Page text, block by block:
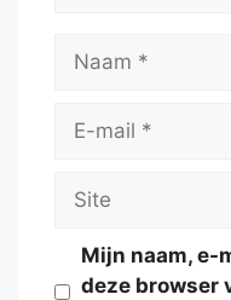
Naam
Site
Mijn naam, e-
deze browser